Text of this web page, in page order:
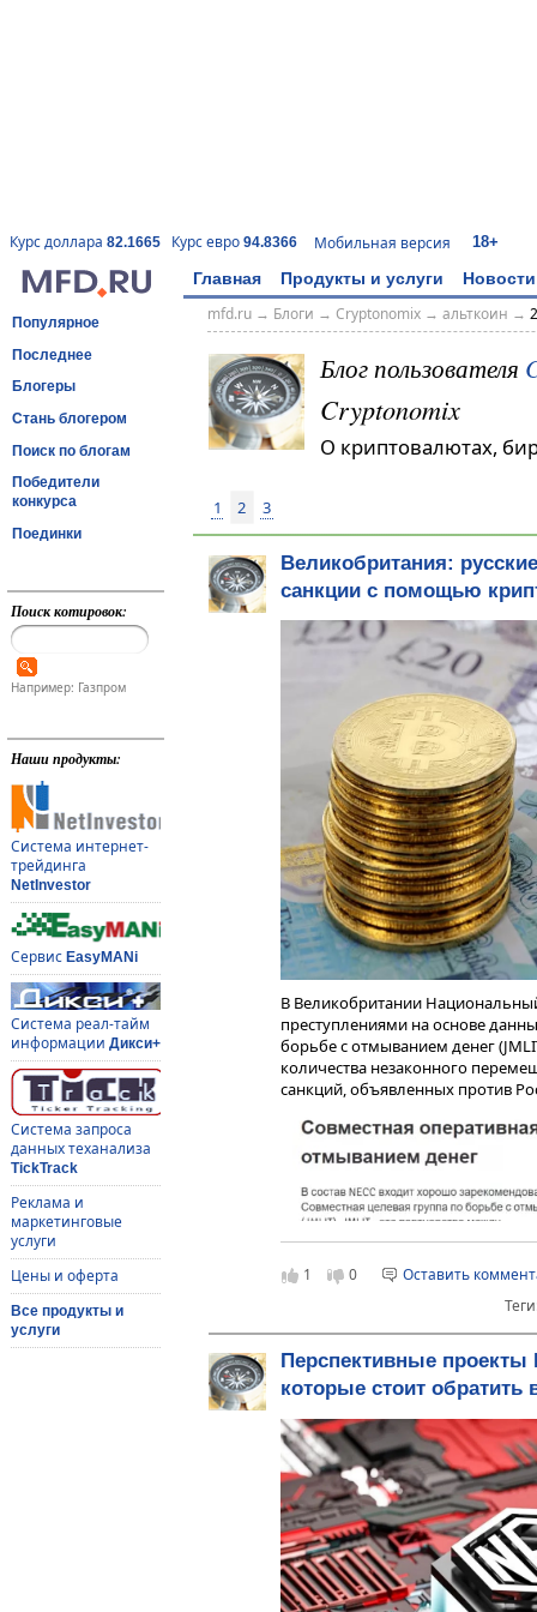
Курс доллара 82.1665 Курс евро 94.8366 Мобильная версия 18+
Главная Продукты и услуги Новости
Популярное
Последнее
Блогеры
Стань блогером
Поиск по блогам
Победители
конкурса
Поединки
Поиск котировок:
Например: Газпром
Наши продукты:
Система интернет-
трейдинга
NetInvestor
Сервис EasyMANi
Система реал-тайм
информации Дикси+
Система запроса
данных теханализа
TickTrack
Реклама и
маркетинговые
услуги
Цены и оферта
Все продукты и
услуги
mfd.ru→ Блоги → Cryptonomix→ альткоин →
Блог пользователя
Cryptonomix
О криптовалютах,
1 2 3
Великобритания:
санкции с помощью
В Великобритании
преступлениями на основе
борьбе с отмыванием денег
количества незаконного
санкций, объявленных против
В Российской Федерации по
не менее 214 миллиардов
регулятор, вызывают опасения
РФ, поскольку ЦБ выступает за
беспрепятственно позволяют
момент Россия находится на 3
1 0
Оставить
Перспективные проекты
которые стоит обратить